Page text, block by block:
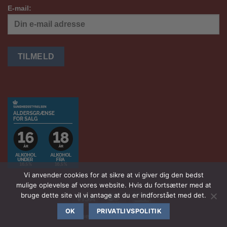
E-mail:
Visa MasterCardDanKort
Havnensvinotek.dk2026 ©
Vi anvender cookies for at sikre at vi giver dig den bedst
mulige oplevelse af vores website. Hvis du fortsætter med at
bruge dette site vil vi antage at du er indforstået med det.
OK PRIVATLIVSPOLITIK